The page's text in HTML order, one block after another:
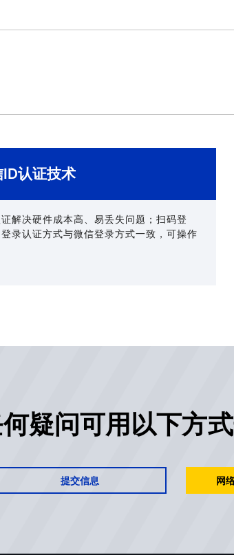
认证技术
解决硬件成本高、易丢失问题；扫码登
录认证方式与微信登录方式一致，可操作
疑问可用以下方
提交信息 网